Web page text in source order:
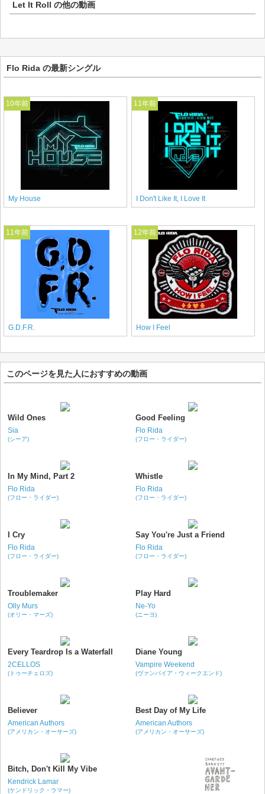
Let It Roll の他の動画
Flo Rida の最新シングル
10年前
My House
11年前
I Don't Like It, I Love It
11年前
G.D.F.R.
12年前
How I Feel
このページを見た人におすすめの動画
Wild Ones
Sia
(シーア)
Good Feeling
Flo Rida
(フロー・ライダー)
In My Mind, Part 2
Flo Rida
(フロー・ライダー)
Whistle
Flo Rida
(フロー・ライダー)
I Cry
Flo Rida
(フロー・ライダー)
Say You're Just a Friend
Flo Rida
(フロー・ライダー)
Troublemaker
Olly Murs
(オリー・マーズ)
Play Hard
Ne-Yo
(ニーヨ)
Every Teardrop Is a Waterfall
2CELLOS
(トゥーチェロズ)
Diane Young
Vampire Weekend
(ヴァンパイア・ウィークエンド)
Believer
American Authors
(アメリカン・オーサーズ)
Best Day of My Life
American Authors
(アメリカン・オーサーズ)
Bitch, Don't Kill My Vibe
Kendrick Lamar
(ケンドリック・ラマー)